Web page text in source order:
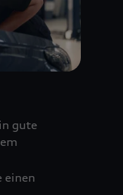
gute
einen